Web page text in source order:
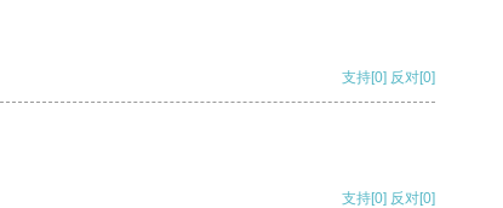
支持[0] 反对[0]
支持[0] 反对[0]